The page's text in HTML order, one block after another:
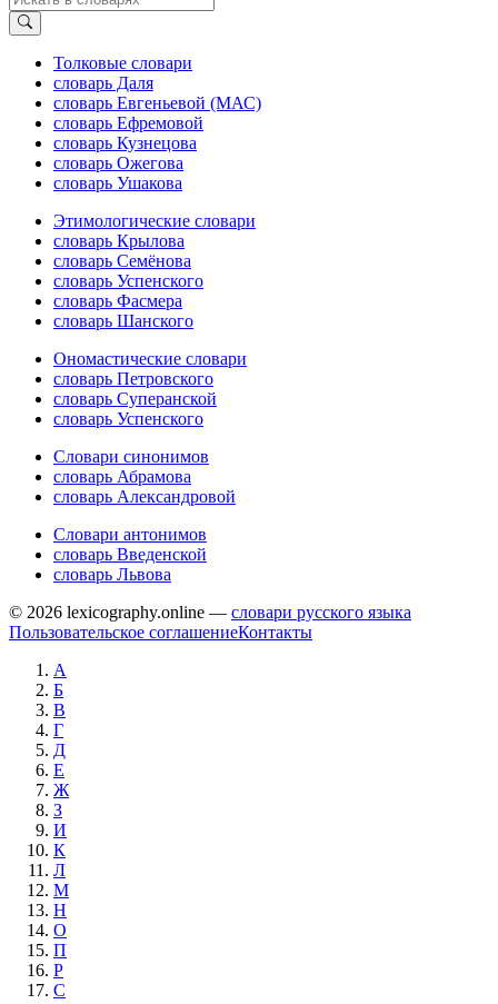
Толковые словари
словарь Даля
словарь Евгеньевой (МАС)
словарь Ефремовой
словарь Кузнецова
словарь Ожегова
словарь Ушакова
Этимологические словари
словарь Крылова
словарь Семёнова
словарь Успенского
словарь Фасмера
словарь Шанского
Ономастические словари
словарь Петровского
словарь Суперанской
словарь Успенского
Словари синонимов
словарь Абрамова
словарь Александровой
Словари антонимов
словарь Введенской
словарь Львова
© 2026 lexicography.online — словари русского языка
Пользовательское соглашениеКонтакты
А
Б
В
Г
Д
Е
Ж
З
И
К
Л
М
Н
О
П
Р
С